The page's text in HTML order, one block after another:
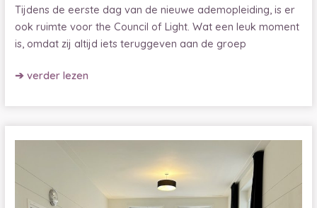
Tijdens de eerste dag van de nieuwe ademopleiding, is er
ook ruimte voor the Council of Light. Wat een leuk moment
is, omdat zij altijd iets teruggeven aan de groep
Durf
open
te
zijn?
➔ verder lezen